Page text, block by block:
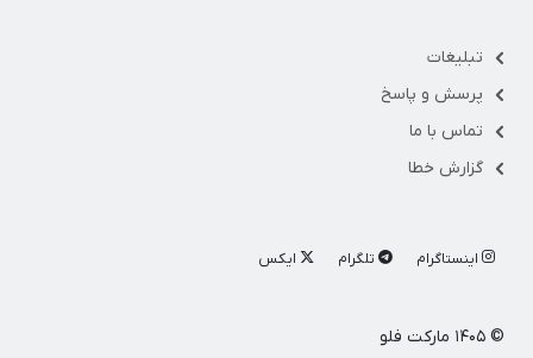
تبلیغات
پرسش و پاسخ
تماس با ما
گزارش خطا
اینستاگرام تلگرام ایکس
© ۱۴۰۵ مارکت فلو